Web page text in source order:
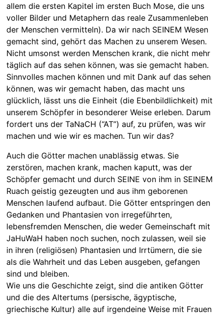
allem die ersten Kapitel im ersten Buch Mose, die uns
voller Bilder und Metaphern das reale Zusammenleben
der Menschen vermitteln). Da wir nach SEINEM Wesen
gemacht sind, gehört das Machen zu unserem Wesen.
Nicht umsonst werden Menschen krank, die nicht mehr
täglich auf das sehen können, was sie gemacht haben.
Sinnvolles machen können und mit Dank auf das sehen
können, was wir gemacht haben, das macht uns
glücklich, lässt uns die Einheit (die Ebenbildlichkeit) mit
unserem Schöpfer in besonderer Weise erleben. Darum
fordert uns der TaNaCH (“AT”) auf, zu prüfen, was wir
machen und wie wir es machen. Tun wir das?
Auch die Götter machen unablässig etwas. Sie
zerstören, machen krank, machen kaputt, was der
Schöpfer gemacht und durch SEINE von ihm in SEINEM
Ruach geistig gezeugten und aus ihm geborenen
Menschen laufend aufbaut. Die Götter entspringen den
Gedanken und Phantasien von irregeführten,
lebensfremden Menschen, die weder Gemeinschaft mit
JaHuWaH haben noch suchen, noch zulassen, weil sie
in ihren (religiösen) Phantasien und Irrtümern, die sie
als die Wahrheit und das Leben ausgeben, gefangen
sind und bleiben.
Wie uns die Geschichte zeigt, sind die antiken Götter
und die des Altertums (persische, ägyptische,
griechische Kultur) alle auf irgendeine Weise mit Frauen